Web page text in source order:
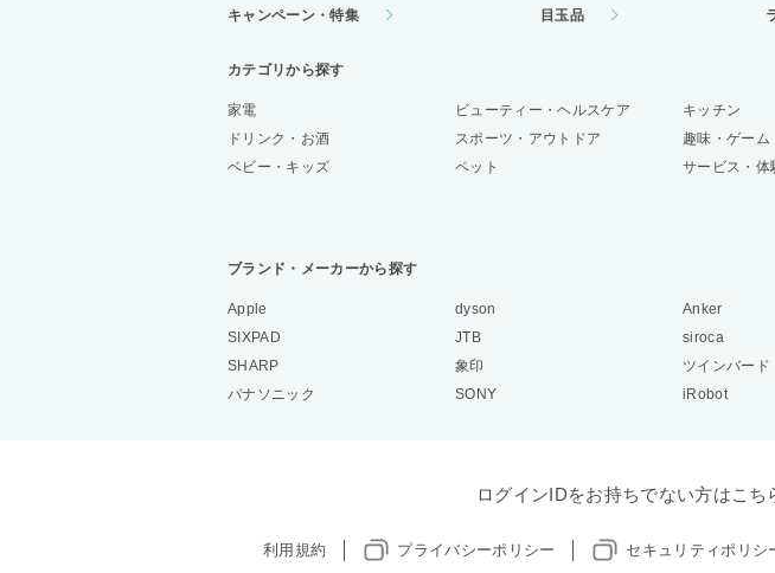
キャンペーン・特集 目玉品
カテゴリから探す
家電 ビューティー・ヘルスケア キッチン
ドリンク・お酒
スポーツ・アウトドア 趣味・ゲーム
ベビー・キッズ
ペット サービス・体
ブランド・メーカーから探す
Apple dyson Anker
SIXPAD
JTB siroca
SHARP
象印 ツインバード
パナソニック
SONY iRobot
ログインIDをお持ちでない方はこち
利用規約 プライバシーポリシー セキュリティポリシ